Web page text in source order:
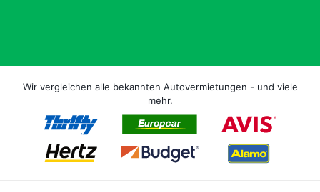
Wir vergleichen alle bekannten Autovermietungen - und viele
mehr.